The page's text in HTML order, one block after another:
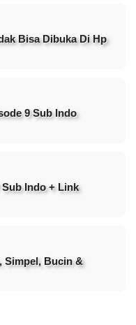
Bisa Dibuka Di Hp
9 Sub Indo
Indo + Link
Simpel, Bucin &